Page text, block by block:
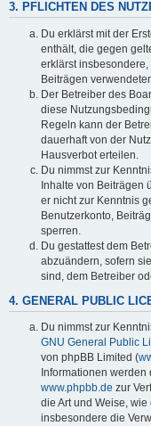
3. PFLICHTEN DES
Du erklärst mit der
enthält, die gegen
erklärst
Beiträgen
Der Betreiber des
diese
Regeln kann der
dauerhaft von der
Hausverbot erteilen.
Du nimmst zur
Inhalte von Beiträgen
er nicht zur Kenntnis
Benutzerkonto,
sperren.
Du gestattest dem
abzuändern, sofern
sind, dem Betreiber
4. GENERAL PUBLIC
Du nimmst zur
GNU General Public
von phpBB Limited (
Informationen
www.phpbb.de zur
die Art und Weise,
insbesondere die